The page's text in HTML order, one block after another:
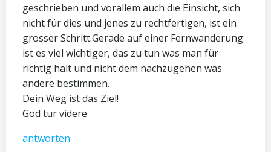
geschrieben und vorallem auch die Einsicht, sich
nicht für dies und jenes zu rechtfertigen, ist ein
grosser Schritt.Gerade auf einer Fernwanderung
ist es viel wichtiger, das zu tun was man für
richtig hält und nicht dem nachzugehen was
andere bestimmen.
Dein Weg ist das Ziel!
God tur videre
antworten